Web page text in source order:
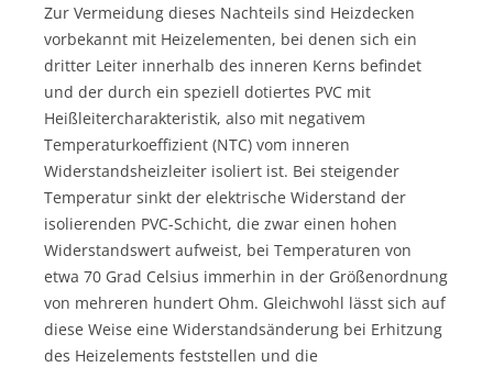
Zur Vermeidung dieses Nachteils sind Heizdecken
vorbekannt mit Heizelementen, bei denen sich ein
dritter Leiter innerhalb des inneren Kerns befindet
und der durch ein speziell dotiertes PVC mit
Heißleitercharakteristik, also mit negativem
Temperaturkoeffizient (NTC) vom inneren
Widerstandsheizleiter isoliert ist. Bei steigender
Temperatur sinkt der elektrische Widerstand der
isolierenden PVC-Schicht, die zwar einen hohen
Widerstandswert aufweist, bei Temperaturen von
etwa 70 Grad Celsius immerhin in der Größenordnung
von mehreren hundert Ohm. Gleichwohl lässt sich auf
diese Weise eine Widerstandsänderung bei Erhitzung
des Heizelements feststellen und die